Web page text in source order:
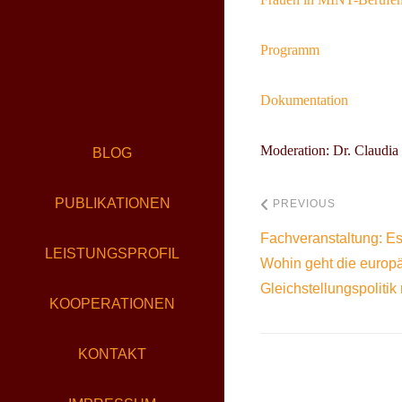
BLOG
PUBLIKATIONEN
LEISTUNGSPROFIL
KOOPERATIONEN
KONTAKT
Programm
Dokumentation
Moderation: Dr. Claudia
PREVIOUS
Fachveranstaltung:
Wohin geht die
Gleichstellungspolitik